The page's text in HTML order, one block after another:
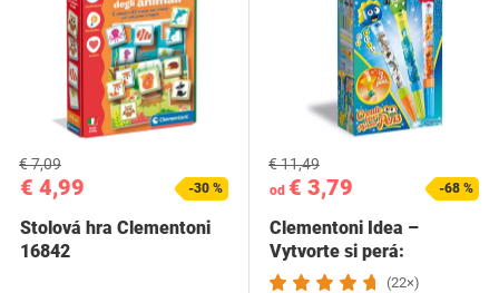
€ 4,99
€ 7,09
-30 %
Stolová hra Clementoni
16842
od € 3,79
€ 11,49
-68 %
Clementoni Idea –
Vytvorte si perá:
Monster,…
(22×)